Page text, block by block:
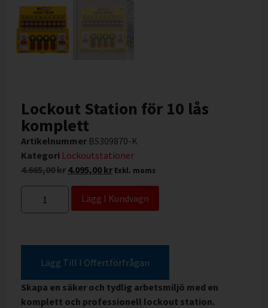
Lockout Station för 10 lås
komplett
Artikelnummer BS309870-K
Kategori Lockoutstationer
4.665,00kr 4.095,00 kr Exkl. moms
Lägg I Kundvagn
Lägg Till I Offertförfrågan
Skapa en säker och tydlig arbetsmiljö med en
komplett och professionell lockout station.